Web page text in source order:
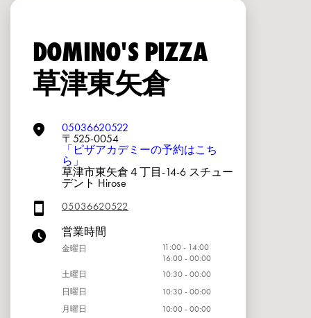
DOMINO'S PIZZA
草津東矢倉
05036620522
〒525-0054
「ピザアカデミーの予約はこち
ら」
草津市東矢倉４丁目-14-6 スチュー
デント Hirose
05036620522
営業時間
金曜日
11:00 - 14:00
16:00 - 00:00
土曜日
10:30 - 00:00
日曜日
10:30 - 00:00
月曜日
10:00 - 00:00